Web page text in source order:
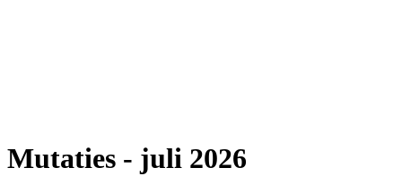
Mutaties - juli 2026